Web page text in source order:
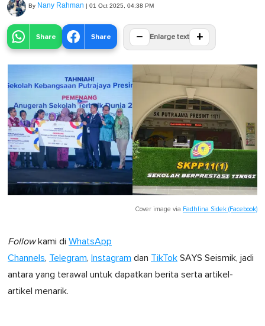
By Nany Rahman | 01 Oct 2025, 04:38 PM
Share Share − Enlarge text +
Cover image via Fadhlina Sidek (Facebook)
Followkami di WhatsApp
Channels, Telegram, Instagram dan TikTok SAYS Seismik, jadi
antara yang terawal untuk dapatkan berita serta artikel-
artikel menarik.